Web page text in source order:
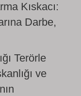
Kıskacı:
Darbe,
Terörle
ve